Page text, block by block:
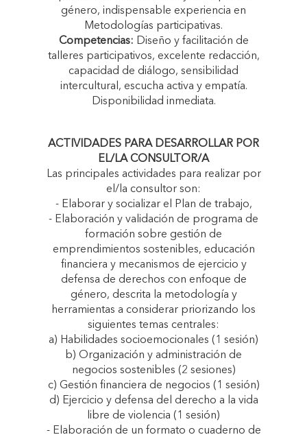
DERECHOS CON
ENFOQUE DE
PROVINCIA DE
BARRANCA –
REGIÓN LIMA"
género, indispensable experiencia en
Metodologías participativas.
Competencias: Diseño y facilitación de
talleres participativos, excelente redacción,
capacidad de diálogo, sensibilidad
intercultural, escucha activa y empatía.
Disponibilidad inmediata.
ACTIVIDADES PARA DESARROLLAR POR
EL/LA CONSULTOR/A
Las principales actividades para realizar por
el/la consultor son:
- Elaborar y socializar el Plan de trabajo,
- Elaboración y validación de programa de
formación sobre gestión de
emprendimientos sostenibles, educación
financiera y mecanismos de ejercicio y
defensa de derechos con enfoque de
género, descrita la metodología y
herramientas a considerar priorizando los
siguientes temas centrales:
a) Habilidades socioemocionales (1 sesión)
b) Organización y administración de
negocios sostenibles (2 sesiones)
c) Gestión financiera de negocios (1 sesión)
d) Ejercicio y defensa del derecho a la vida
libre de violencia (1 sesión)
- Elaboración de un formato o cuaderno de